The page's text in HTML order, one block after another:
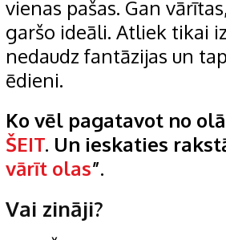
vienas pašas. Gan
garšo ideāli. Atliek tikai
nedaudz fantāzijas un
ēdieni.
Ko vēl pagatavot no
ŠEIT. Un ieskaties
vārīt olas”.
Vai zināji?